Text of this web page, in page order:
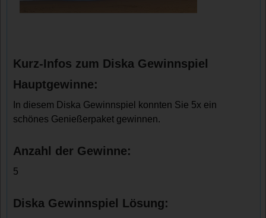
Kurz-Infos zum Diska Gewinnspiel
Hauptgewinne:
In diesem Diska Gewinnspiel konnten Sie 5x ein
schönes Genießerpaket gewinnen.
Anzahl der Gewinne:
5
Diska Gewinnspiel Lösung: